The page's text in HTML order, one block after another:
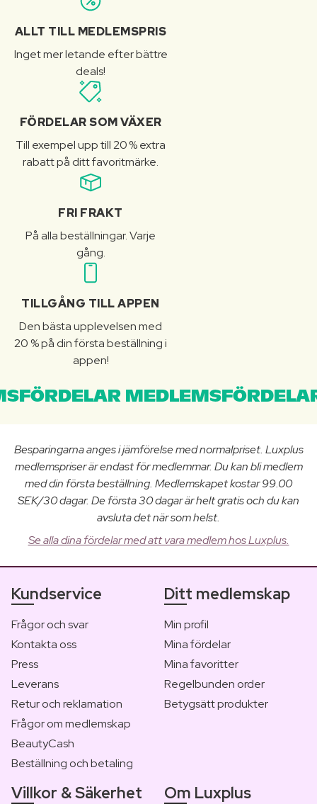
ALLT TILL MEDLEMSPRIS
Inget mer letande efter bättre
deals!
FÖRDELAR SOM VÄXER
Till exempel upp till 20 % extra
rabatt på ditt favoritmärke.
FRI FRAKT
På alla beställningar. Varje
gång.
TILLGÅNG TILL APPEN
Den bästa upplevelsen med
20 % på din första beställning i
appen!
Besparingarna anges i jämförelse med normalpriset. Luxplus
medlemspriser är endast för medlemmar. Du kan bli medlem
med din första beställning. Medlemskapet kostar 99.00
SEK/30 dagar. De första 30 dagar är helt gratis och du kan
avsluta det när som helst.
Se alla dina fördelar med att vara medlem hos Luxplus.
Kundservice
Frågor och svar
Kontakta oss
Press
Leverans
Retur och reklamation
Frågor om medlemskap
BeautyCash
Beställning och betaling
Ditt medlemskap
Min profil
Mina fördelar
Mina favoritter
Regelbunden order
Betygsätt produkter
Villkor & Säkerhet Om Luxplus